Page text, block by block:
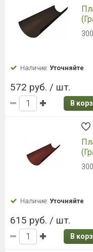
Наличие: Уточняйте
572 руб. / шт.
В
Наличие: Уточняйте
615 руб. / шт.
В